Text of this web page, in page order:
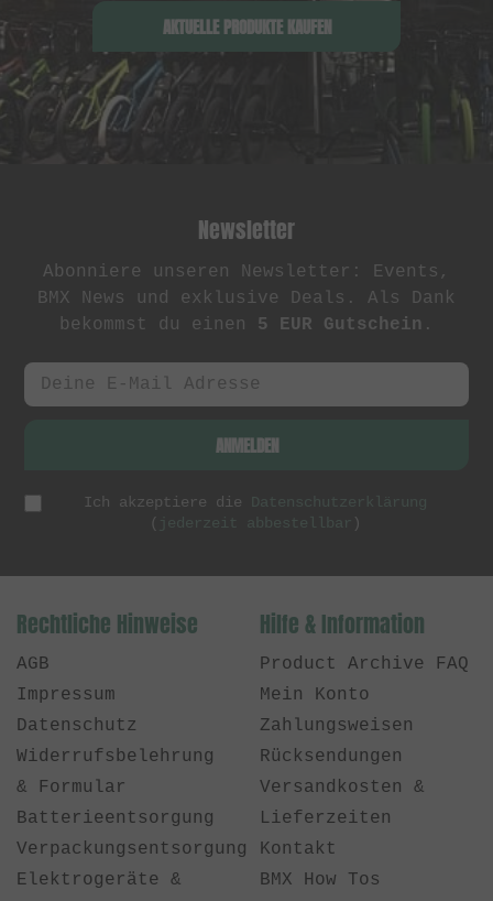
AKTUELLE PRODUKTE KAUFEN
Newsletter
Abonniere unseren Newsletter: Events,
BMX News und exklusive Deals. Als Dank
bekommst du einen 5 EUR Gutschein .
ANMELDEN
Ich akzeptiere die
Datenschutzerklärung
(
jederzeit abbestellbar )
Rechtliche Hinweise
AGB
Impressum
Datenschutz
Widerrufsbelehrung
& Formular
Batterieentsorgung
Verpackungsentsorgung
Elektrogeräte &
Hilfe & Information
Product Archive FAQ
Mein Konto
Zahlungsweisen
Rücksendungen
Versandkosten &
Lieferzeiten
Kontakt
BMX How Tos